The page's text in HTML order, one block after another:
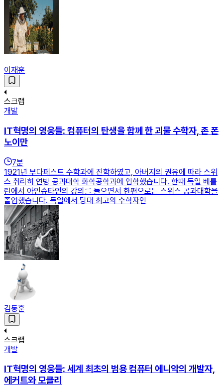
이재훈
스크랩
개발
IT혁명의 영웅들: 컴퓨터의 탄생을 함께 한 괴물 수학자, 존 폰
노이만
7분
1921년 부다페스트 수학과에 진학하였고, 아버지의 권유에 따라 스위
스 취리히 연방 공과대학 화학공학과에 입학했습니다. 한때 독일 베를
린에서 아인슈타인의 강의를 들으면서 한편으로는 스위스 공과대학을
졸업했습니다. 독일에서 당대 최고의 수학자인
김동훈
스크랩
개발
IT혁명의 영웅들: 세계 최초의 범용 컴퓨터 에니악의 개발자,
에커트와 모클리